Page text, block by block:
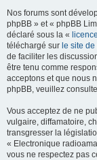
Nos forums sont
phpBB » et « phpBB
déclaré sous la «
téléchargé sur le site
de faciliter les
être tenu comme
acceptons et que nous
phpBB, veuillez
Vous acceptez de ne
vulgaire, diffamatoire,
transgresser la
« Electronique
vous ne respectez pas